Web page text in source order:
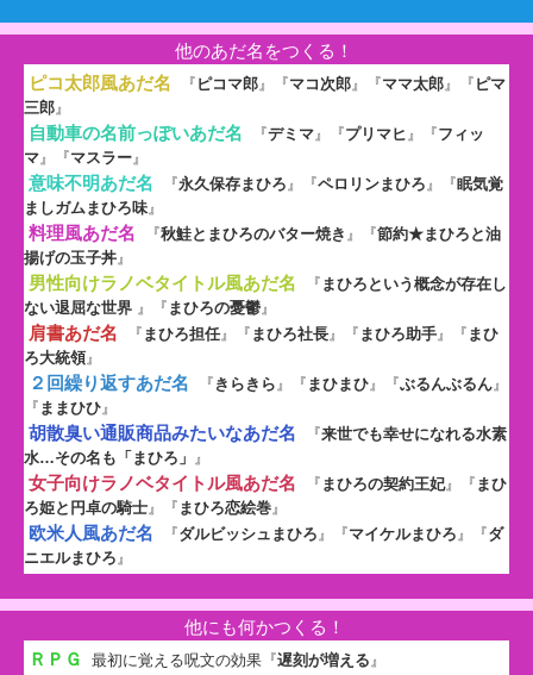
他のあだ名をつくる！
ピコ太郎風あだ名
『 ピコマ郎』『マコ次郎』『ママ太郎』『 ピマ
三郎』
自動車の名前っぽいあだ名 『デミマ』『プリマヒ』『フィッ
マ』『マスラー』
意味不明あだ名 『永久保存まひろ』『ペロリンまひろ』『眠気覚
ましガムまひろ味』
料理風あだ名 『秋鮭とまひろのバター焼き 』『節約★まひろと油
揚げの玉子丼』
男性向けラノベタイトル風あだ名 『 まひろという概念が存在し
ない退屈な世界 』『 まひろの憂鬱』
肩書あだ名 『 まひろ担任』『 まひろ社長』『 まひろ助手』『 まひ
ろ大統領』
２回繰り返すあだ名 『 きらきら』『 まひまひ』『ぶるんぶるん』
『 ままひひ』
胡散臭い通販商品みたいなあだ名 『来世でも幸せになれる水素
水…その名も「まひろ」 』
女子向けラノベタイトル風あだ名 『 まひろの契約王妃』『 まひ
ろ姫と円卓の騎士』『 まひろ恋絵巻』
欧米人風あだ名 『ダルビッシュまひろ』『マイケルまひろ』『ダ
ニエルまひろ』
他にも何かつくる！
ＲＰＧ
最初に覚える呪文の効果『遅刻が増える』